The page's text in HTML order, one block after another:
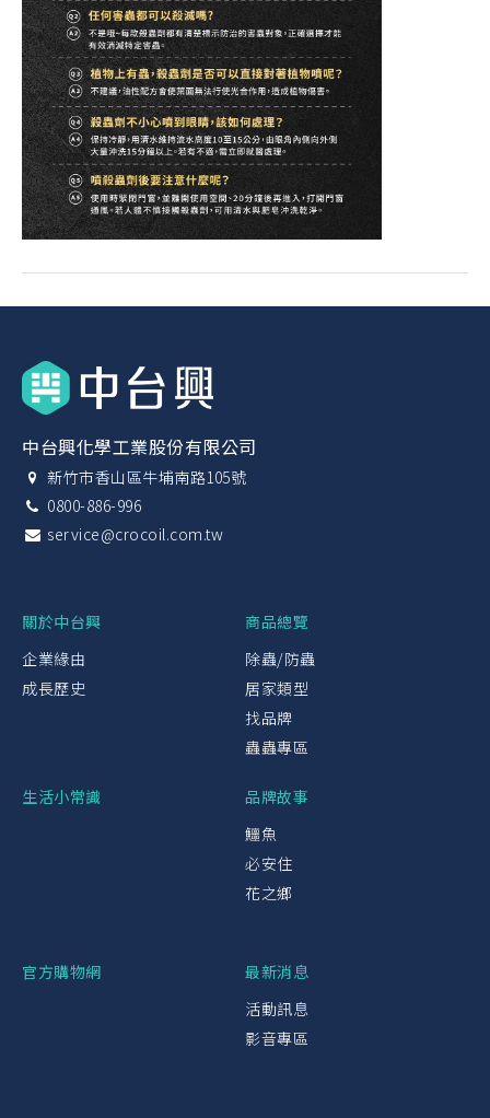
中台興化學工業股份有限公司
新竹市香山區牛埔南路105號
0800-886-996
service@crocoil.com.tw
關於中台興
企業緣由
成長歷史
商品總覽
除蟲/防蟲
居家類型
找品牌
蟲蟲專區
生活小常識
品牌故事
鱷魚
必安住
花之鄉
官方購物網
最新消息
活動訊息
影音專區